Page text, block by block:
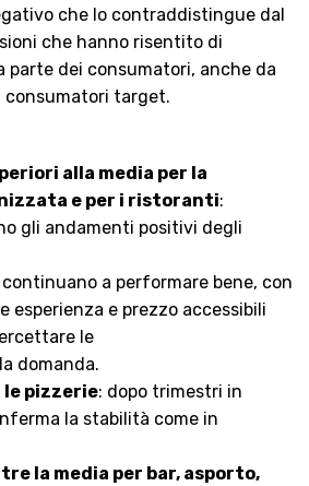
che lo contraddistingue dal
che hanno risentito di
parte dei consumatori, anche da
consumatori target.
alla media per la
e per i ristoranti:
gli andamenti positivi degli
a performare bene, con
esperienza e prezzo accessibili
le
domanda.
le pizzerie: dopo trimestri in
la stabilità come in
la media per bar, asporto,